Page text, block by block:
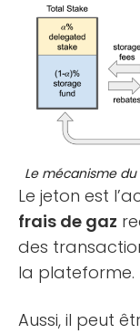
Le mécanisme du
Le jeton est
frais de gaz
des
la plateforme.
Aussi, il peut